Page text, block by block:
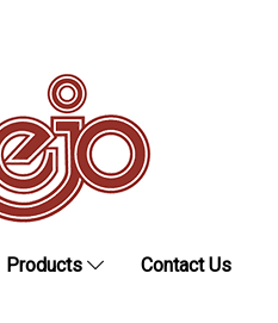
Products Contact Us